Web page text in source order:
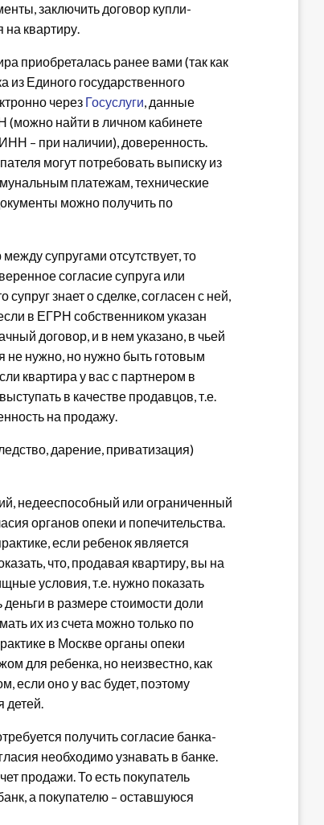
заключить договор купли-
на квартиру.
приобреталась ранее вами (так как
из Единого государственного
через Госуслуги, данные
найти в личном кабинете
– при наличии), доверенность.
могут потребовать выписку из
платежам, технические
можно получить по
супругами отсутствует, то
согласие супруга или
знает о сделке, согласен с ней,
в ЕГРН собственником указан
договор, и в нем указано, в чьей
не нужно, но нужно быть готовым
квартира у вас с партнером в
в качестве продавцов, т.е.
на продажу.
дарение, приватизация)
недееспособный или ограниченный
органов опеки и попечительства.
если ребенок является
что, продавая квартиру, вы на
условия, т.е. нужно показать
в размере стоимости доли
их из счета можно только по
в Москве органы опеки
для ребенка, но неизвестно, как
если оно у вас будет, поэтому
детей.
получить согласие банка-
необходимо узнавать в банке.
продажи. То есть покупатель
а покупателю – оставшуюся